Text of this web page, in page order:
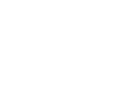
Copyright © 1987 -